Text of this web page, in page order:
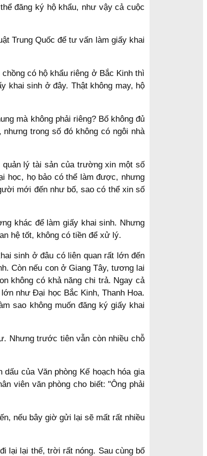
đăng ký hộ khẩu, như vậy cả cuộc
Trung Quốc để tư vấn làm giấy khai
có hộ khẩu riêng ở Bắc Kinh thì
khai sinh ở đây. Thật không may, hộ
mà không phải riêng? Bố không đủ
trong số đó không có ngôi nhà
lý tài sản của trường xin một số
học, họ bảo có thể làm được, nhưng
mới đến như bố, sao có thể xin số
khác để làm giấy khai sinh. Nhưng
hệ tốt, không có tiền để xử lý.
sinh ở đâu có liên quan rất lớn đến
Còn nếu con ở Giang Tây, tương lai
không có khả năng chi trả. Ngay cả
như Đại học Bắc Kinh, Thanh Hoa.
sao không muốn đăng ký giấy khai
Nhưng trước tiên vẫn còn nhiều chỗ
của Văn phòng Kế hoạch hóa gia
viên văn phòng cho biết: "Ông phải
nếu bây giờ gửi lại sẽ mất rất nhiều
lại lại thế, trời rất nóng. Sau cùng bố